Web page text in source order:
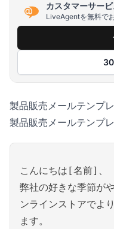
カスタマーサー
LiveAgentを無料で
製品販売メールテンプ
製品販売メールテンプ
こんにちは[名前]、
弊社の好きな季節が
ンラインストアでよ
ます。